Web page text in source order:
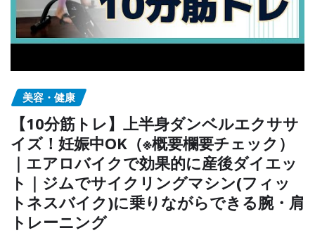
美容・健康
【10分筋トレ】上半身ダンベルエクササ
イズ！妊娠中OK（※概要欄要チェック）
｜エアロバイクで効果的に産後ダイエッ
ト｜ジムでサイクリングマシン(フィッ
トネスバイク)に乗りながらできる腕・肩
トレーニング